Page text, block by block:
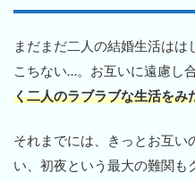
まだまだ二人の結婚生活は
こちない…。お互いに遠慮し
く二人のラブラブな生活をみ
それまでには、きっとお互い
い、初夜という最大の難関も